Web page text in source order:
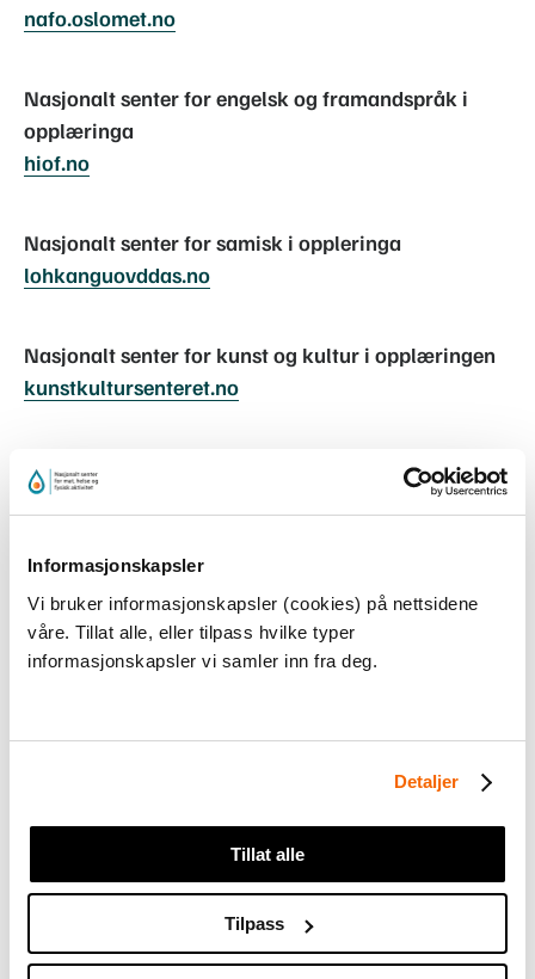
Informasjonskapsler
Vi bruker informasjonskapsler (cookies) på nettsidene
våre. Tillat alle, eller tilpass hvilke typer
informasjonskapsler vi samler inn fra deg.
Detaljer
Tillat alle
Tilpass
nafo.oslomet.no
Nasjonalt senter for engelsk og framandspråk i
opplæringa
hiof.no
Nasjonalt senter for samisk i oppleringa
lohkanguovddas.no
Nasjonalt senter for kunst og kultur i opplæringen
kunstkultursenteret.no
Nasjonalt senter for leseopplæring og leseforsking
uis.no
Nasjonalt senter for læringsmiljø og
åtferdsforsking
uis.no
Nasjonalt senter for matematikk i opplæringa
matematikksenteret.no
Nasjonalt senter for naturfag i opplæringa